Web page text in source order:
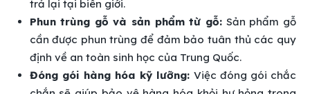
trả lại tại biên giới.
Phun trùng gỗ và sản phẩm từ gỗ: Sản phẩm gỗ
cần được phun trùng để đảm bảo tuân thủ các quy
định về an toàn sinh học của Trung Quốc.
Đóng gói hàng hóa kỹ lưỡng: Việc đóng gói chắc